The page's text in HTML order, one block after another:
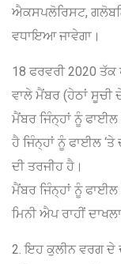
ਐਕਸਪਲੋਰਿਸਟ,
ਵਧਾਇਆ ਜਾਵੇਗਾ।
18 ਫਰਵਰੀ 2020 ਤੱਕ
ਵਾਲੇ ਮੈਂਬਰ (ਹੇਠਾਂ ਸੂਚੀ
ਮੈਂਬਰ ਜਿੰਨ੍ਹਾਂ ਨੂੰ ਫਾਈਲ
ਹੈ ਜਿੰਨ੍ਹਾਂ ਨੂੰ ਫਾਈਲ ‘ਤੇ
ਦੀ ਤਰਜੀਹ ਹੈ।
ਮੈਂਬਰ ਜਿੰਨ੍ਹਾਂ ਨੂੰ ਫਾਈਲ
ਮਿਨੀ ਐਪ ਰਾਹੀਂ
2. ਇਹ ਕੁਲੀਨ ਵਰਗ ਦੇ